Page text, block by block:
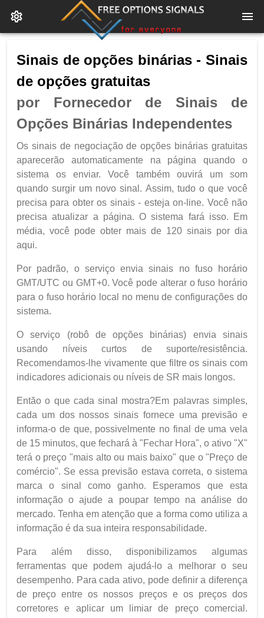
Sinais de opções binárias - Sinais
de opções gratuitas
por Fornecedor de Sinais de
Opções Binárias Independentes
Os sinais de negociação de opções binárias gratuitas
aparecerão automaticamente na página quando o
sistema os enviar. Você também ouvirá um som
quando surgir um novo sinal. Assim, tudo o que você
precisa para obter os sinais - esteja on-line. Você não
precisa atualizar a página. O sistema fará isso. Em
média, você pode obter mais de 120 sinais por dia
aqui.
Por padrão, o serviço envia sinais no fuso horário
GMT/UTC ou GMT+0. Você pode alterar o fuso horário
para o fuso horário local no menu de configurações do
sistema.
O serviço (robô de opções binárias) envia sinais
usando níveis curtos de suporte/resistência.
Recomendamos-lhe vivamente que filtre os sinais com
indicadores adicionais ou níveis de SR mais longos.
Então o que cada sinal mostra?Em palavras simples,
cada um dos nossos sinais fornece uma previsão e
informa-o de que, possivelmente no final de uma vela
de 15 minutos, que fechará à "Fechar Hora", o ativo "X"
terá o preço "mais alto ou mais baixo" que o "Preço de
comércio". Se essa previsão estava correta, o sistema
marca o sinal como ganho. Esperamos que esta
informação o ajude a poupar tempo na análise do
mercado. Tenha em atenção que a forma como utiliza a
informação é da sua inteira responsabilidade.
Para além disso, disponibilizamos algumas
ferramentas que podem ajudá-lo a melhorar o seu
desempenho. Para cada ativo, pode definir a diferença
de preço entre os nossos preços e os preços dos
corretores e aplicar um limiar de preço comercial.